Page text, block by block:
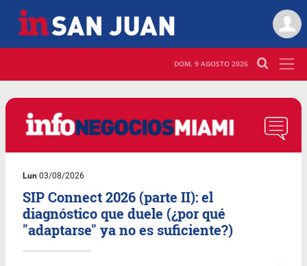
DOM. 9 AGOSTO 2026
Lun 03/08/2026
SIP Connect 2026 (parte II): el
diagnóstico que duele (¿por qué
"adaptarse" ya no es suficiente?)